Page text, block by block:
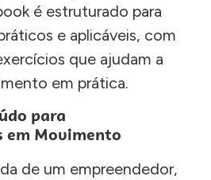
é estruturado para
e aplicáveis, com
que ajudam a
em prática.
para
em Movimento
de um empreendedor,